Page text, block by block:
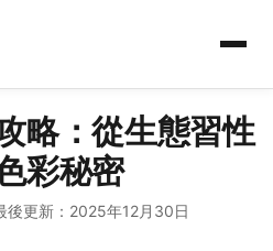
略：從生態習性
彩秘密
後更新：2025年12月30日